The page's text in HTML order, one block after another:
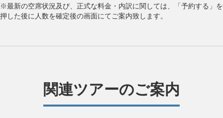
※最新の空席状況及び、正式な料金・内訳に関しては、「予約する」を
押した後に人数を確定後の画面にてご案内致します。
関連ツアーのご案内